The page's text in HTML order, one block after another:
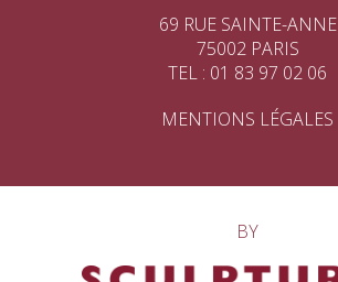
69 RUE SAINTE-ANNE
75002 PARIS
TEL : 01 83 97 02 06
MENTIONS LÉGALES
BY